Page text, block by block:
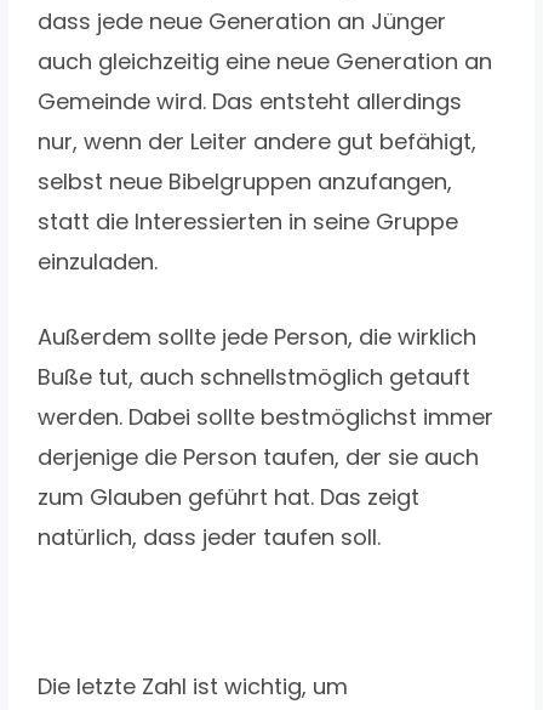
dass jede neue Generation an Jünger
auch gleichzeitig eine neue Generation an
Gemeinde wird. Das entsteht allerdings
nur, wenn der Leiter andere gut befähigt,
selbst neue Bibelgruppen anzufangen,
statt die Interessierten in seine Gruppe
einzuladen.
Außerdem sollte jede Person, die wirklich
Buße tut, auch schnellstmöglich getauft
werden. Dabei sollte bestmöglichst immer
derjenige die Person taufen, der sie auch
zum Glauben geführt hat. Das zeigt
natürlich, dass jeder taufen soll.
Die letzte Zahl ist wichtig, um